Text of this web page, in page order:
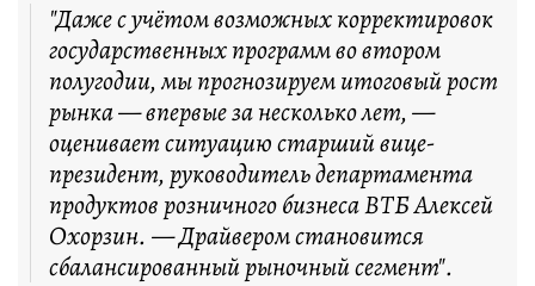
"Даже с учётом возможных корректировок
государственных программ во втором
полугодии, мы прогнозируем итоговый рост
рынка — впервые за несколько лет, —
оценивает ситуацию старший вице-
президент, руководитель департамента
продуктов розничного бизнеса ВТБ Алексей
Охорзин. — Драйвером становится
сбалансированный рыночный сегмент".